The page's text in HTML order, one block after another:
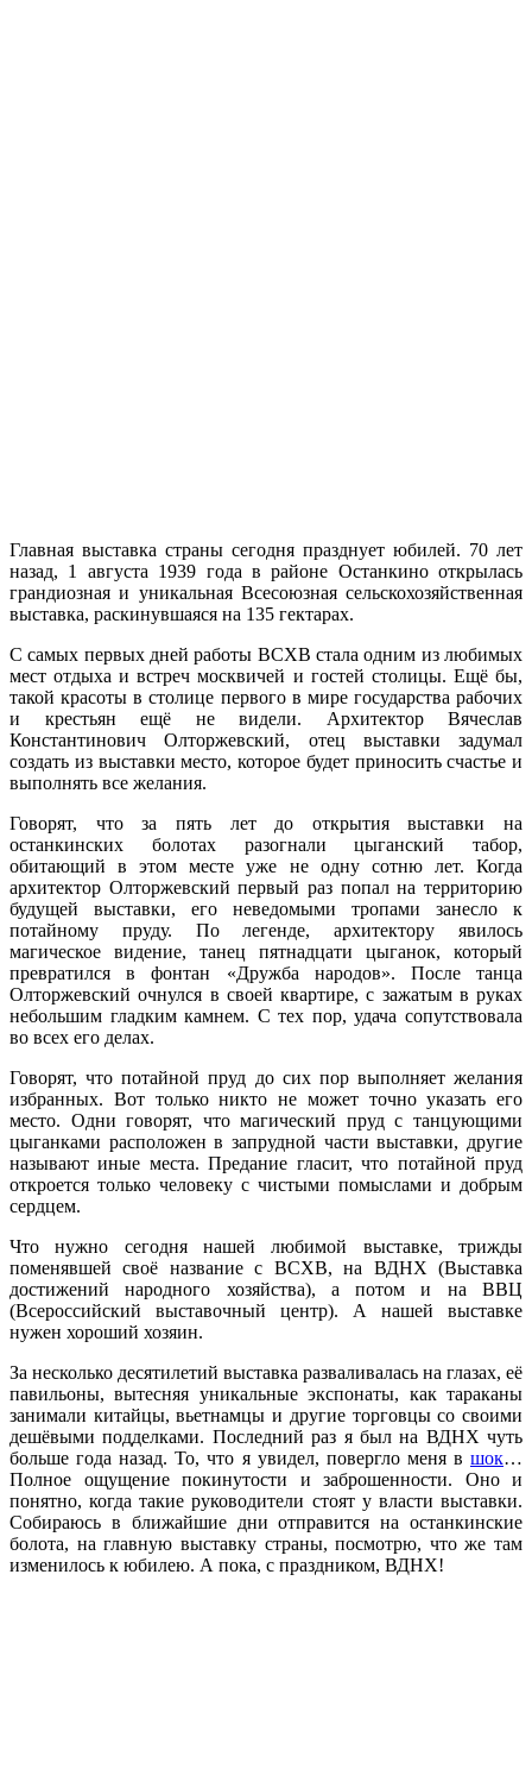
Главная выставка страны сегодня празднует юбилей. 70 лет
назад, 1 августа 1939 года в районе Останкино открылась
грандиозная и уникальная Всесоюзная сельскохозяйственная
выставка, раскинувшаяся на 135 гектарах.
С самых первых дней работы ВСХВ стала одним из любимых
мест отдыха и встреч москвичей и гостей столицы. Ещё бы,
такой красоты в столице первого в мире государства рабочих
и крестьян ещё не видели. Архитектор Вячеслав
Константинович Олторжевский, отец выставки задумал
создать из выставки место, которое будет приносить счастье и
выполнять все желания.
Говорят, что за пять лет до открытия выставки на
останкинских болотах разогнали цыганский табор,
обитающий в этом месте уже не одну сотню лет. Когда
архитектор Олторжевский первый раз попал на территорию
будущей выставки, его неведомыми тропами занесло к
потайному пруду. По легенде, архитектору явилось
магическое видение, танец пятнадцати цыганок, который
превратился в фонтан «Дружба народов». После танца
Олторжевский очнулся в своей квартире, с зажатым в руках
небольшим гладким камнем. С тех пор, удача сопутствовала
во всех его делах.
Говорят, что потайной пруд до сих пор выполняет желания
избранных. Вот только никто не может точно указать его
место. Одни говорят, что магический пруд с танцующими
цыганками расположен в запрудной части выставки, другие
называют иные места. Предание гласит, что потайной пруд
откроется только человеку с чистыми помыслами и добрым
сердцем.
Что нужно сегодня нашей любимой выставке, трижды
поменявшей своё название с ВСХВ, на ВДНХ (Выставка
достижений народного хозяйства), а потом и на ВВЦ
(Всероссийский выставочный центр). А нашей выставке
нужен хороший хозяин.
За несколько десятилетий выставка разваливалась на глазах, её
павильоны, вытесняя уникальные экспонаты, как тараканы
занимали китайцы, вьетнамцы и другие торговцы со своими
дешёвыми подделками. Последний раз я был на ВДНХ чуть
больше года назад. То, что я увидел, повергло меня в шок…
Полное ощущение покинутости и заброшенности. Оно и
понятно, когда такие руководители стоят у власти выставки.
Собираюсь в ближайшие дни отправится на останкинские
болота, на главную выставку страны, посмотрю, что же там
изменилось к юбилею. А пока, с праздником, ВДНХ!